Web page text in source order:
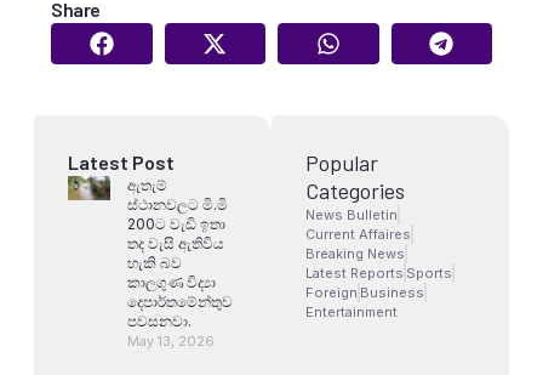
Share
Latest Post
ඇතැම්
ස්ථානවලට මි.මි
200ට වැඩි ඉතා
තද වැසි ඇතිවිය
හැකි බව
කාලගුණ විද්‍යා
දෙපාර්තමේන්තුව
පවසනවා.
May 13, 2026
Popular
Categories
News Bulletin
Current Affaires
Breaking News
Latest Reports Sports
Foreign Business
Entertainment